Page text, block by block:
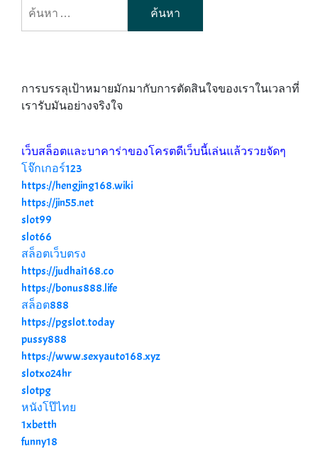
ค้นหา
สำหรับ:
การบรรลุเป้าหมายมักมากับการตัดสินใจของเราในเวลาที่
เรารับมันอย่างจริงใจ
เว็บสล็อตและบาคาร่าของโครตดีเว็บนี้เล่นแล้วรวยจัดๆ
โจ๊กเกอร์123
https://hengjing168.wiki
https://jin55.net
slot99
slot66
สล็อตเว็บตรง
https://judhai168.co
https://bonus888.life
สล็อต888
https://pgslot.today
pussy888
https://www.sexyauto168.xyz
slotxo24hr
slotpg
หนังโป๊ไทย
1xbetth
funny18